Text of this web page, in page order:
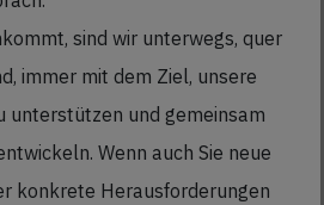
sind wir unterwegs, quer
immer mit dem Ziel, unsere
unterstützen und gemeinsam
Wenn auch Sie neue
konkrete Herausforderungen